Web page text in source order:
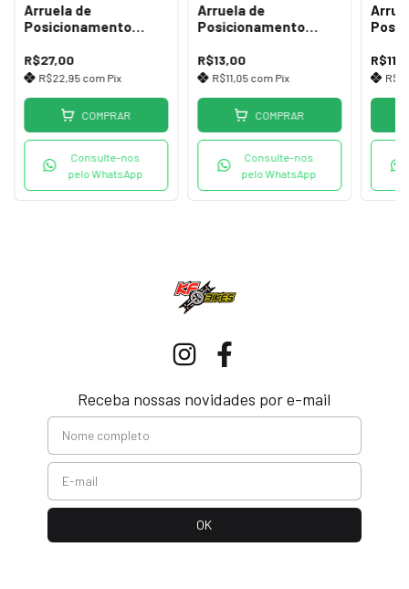
Arruela de
Posicionamento
Azul
R$27,00
R$22,95 com Pix
COMPRAR
Consulte-nos
pelo WhatsApp
Arruela de
Posicionamento
Amarelo Escuro
R$13,00
R$11,05 com Pix
COMPRAR
Consulte-nos
pelo WhatsApp
Cinza
Receba nossas novidades por e-mail